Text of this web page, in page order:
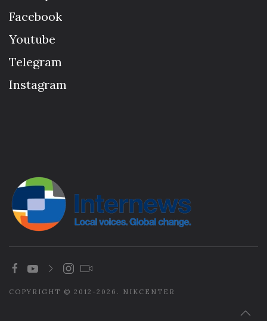
Facebook
Youtube
Telegram
Instagram
COPYRIGHT © 2012-2026. NIKCENTER